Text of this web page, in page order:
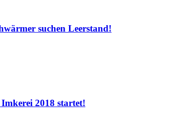
suchen Leerstand!
2018 startet!